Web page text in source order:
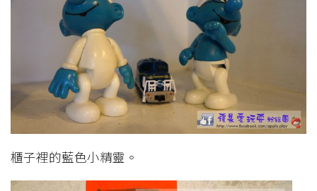
櫃子裡的藍色小精靈。